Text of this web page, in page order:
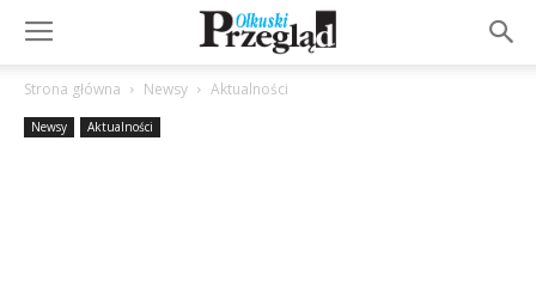
Strona główna Newsy Aktualności
Newsy Aktualności